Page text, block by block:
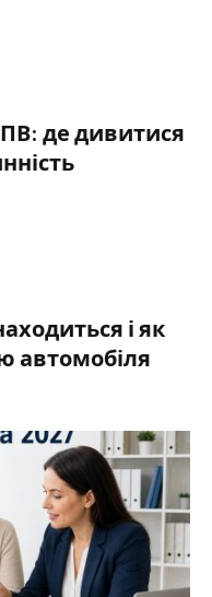
де дивитися
і як
автомобіля